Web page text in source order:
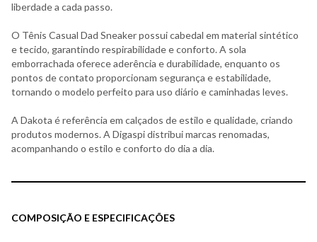
liberdade a cada passo.
O Tênis Casual Dad Sneaker possui cabedal em material sintético
e tecido, garantindo respirabilidade e conforto. A sola
emborrachada oferece aderência e durabilidade, enquanto os
pontos de contato proporcionam segurança e estabilidade,
tornando o modelo perfeito para uso diário e caminhadas leves.
A Dakota é referência em calçados de estilo e qualidade, criando
produtos modernos. A Digaspi distribui marcas renomadas,
acompanhando o estilo e conforto do dia a dia.
COMPOSIÇÃO E ESPECIFICAÇÕES